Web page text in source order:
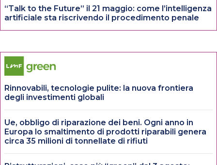
“Talk to the Future” il 21 maggio: come l’intelligenza
artificiale sta riscrivendo il procedimento penale
Rinnovabili, tecnologie pulite: la nuova frontiera
degli investimenti globali
Ue, obbligo di riparazione dei beni. Ogni anno in
Europa lo smaltimento di prodotti riparabili genera
circa 35 milioni di tonnellate di rifiuti